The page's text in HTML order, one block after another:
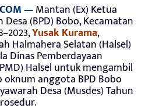
—Mantan (Ex) Ketua
(BPD) Bobo, Kecamatan
Yusak Kurama,
Halmahera Selatan (Halsel)
Dinas Pemberdayaan
Halsel untuk mengambil
anggota BPD Bobo
Desa (Musdes) Tahun